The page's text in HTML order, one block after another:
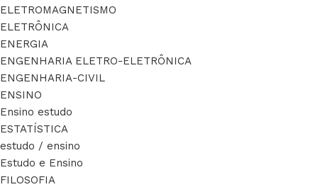
ELETROMAGNETISMO
ELETRÔNICA
ENERGIA
ENGENHARIA ELETRO-ELETRÔNICA
ENGENHARIA-CIVIL
ENSINO
Ensino estudo
ESTATÍSTICA
estudo / ensino
Estudo e Ensino
FILOSOFIA